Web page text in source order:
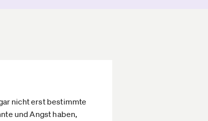
nicht erst bestimmte
und Angst haben,